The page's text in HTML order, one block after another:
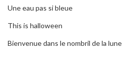
Une eau pas si bleue
This is halloween
Bienvenue dans le nombril de la lune